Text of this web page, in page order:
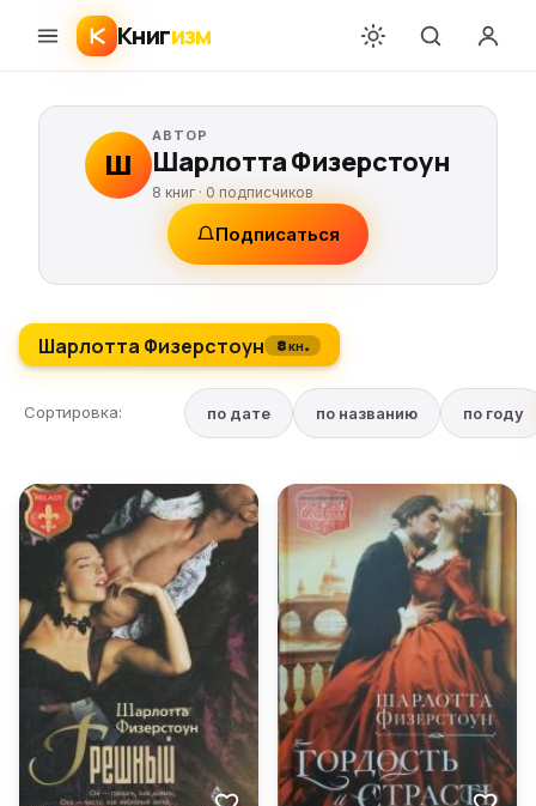
Книгизм
Ш
АВТОР
Шарлотта Физерстоун
8 книг · 0 подписчиков
Подписаться
Шарлотта Физерстоун 8 кн.
Сортировка: по дате по названию по году